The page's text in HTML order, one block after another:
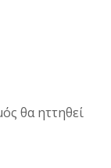
θα ηττηθεί